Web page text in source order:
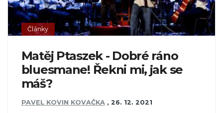
Články
Matěj Ptaszek - Dobré ráno
bluesmane! Řekni mi, jak se
máš?
PAVEL KOVIN KOVAČKA , 26. 12. 2021